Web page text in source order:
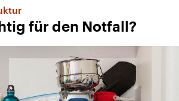
für den Notfall?